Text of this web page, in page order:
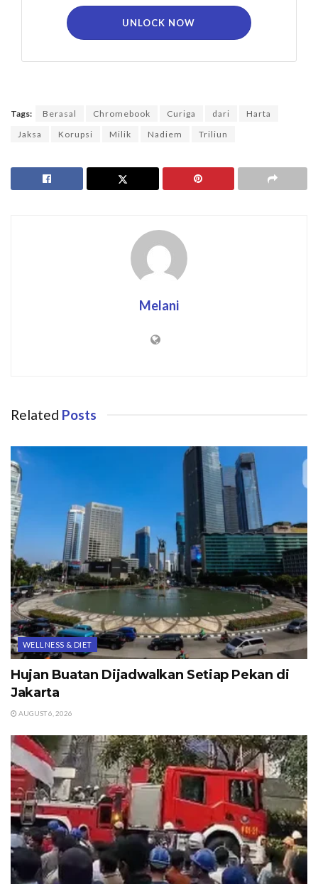
UNLOCK NOW
Tags: Berasal Chromebook Curiga dari
Harta
Jaksa
Korupsi Milik Nadiem Triliun
Melani
Related Posts
WELLNESS & DIET
Hujan Buatan Dijadwalkan Setiap Pekan di
Jakarta
AUGUST 6, 2026